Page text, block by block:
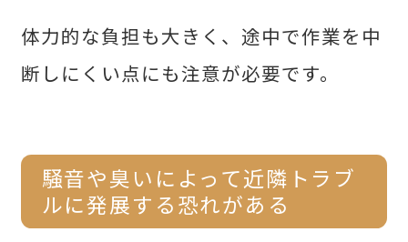
体力的な負担も大きく、途中で作業を中
断しにくい点にも注意が必要です。
騒音や臭いによって近隣トラブ
ルに発展する恐れがある